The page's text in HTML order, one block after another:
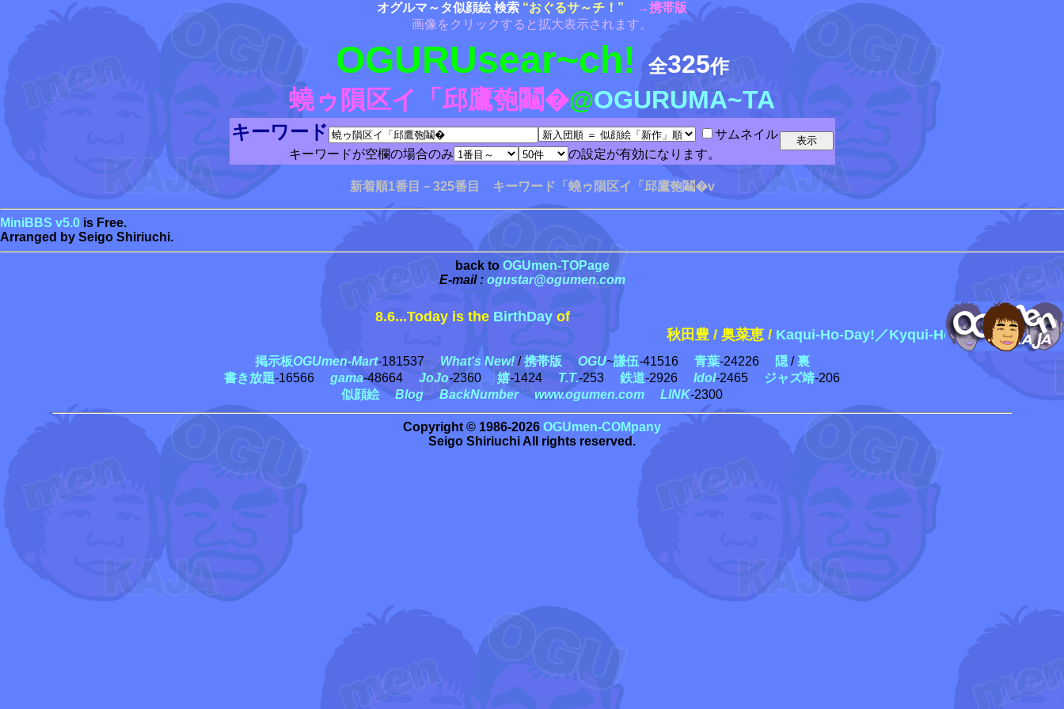
オグルマ～タ似顔絵 検索 “おぐるサ～チ！”
→携帯版
画像をクリックすると拡大表示されます。
OGURUsear~ch! 全325作
蟯ゥ隕区イ「邱鷹匏鬮�@OGURUMA~TA
キーワード
サムネイル
キーワードが空欄の場合のみ
の設定が有効になります。
新着順1番目－325番目 キーワード「蟯ゥ隕区イ「邱鷹匏鬮�v
MiniBBS v5.0 is Free.
Arranged by Seigo Shiriuchi.
back to OGUmen-TOPage
E-mail : ogustar@ogumen.com
8.6...Today is the BirthDay of
秋田豊 /奥菜恵 / Kaqui-Ho-Day!／Kyqui-Ho-Day【橙板】（
掲示板OGUmen-Mart-181537 What's New!/携帯版 OGU~謙伍-41516 青葉-24226 隠/ 裏
書き放題-16566 gama-48664 JoJo-2360嬉-1424 T.T.-253 鉄道-2926 Idol-2465 ジャズ靖-206
似顔絵
Blog BackNumber www.ogumen.com LINK-2300
Copyright © 1986-2026 OGUmen-COMpany
Seigo Shiriuchi All rights reserved.